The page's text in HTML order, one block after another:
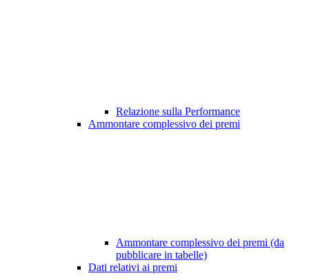
Relazione sulla Performance
Ammontare complessivo dei premi
Ammontare complessivo dei premi (da
pubblicare in tabelle)
Dati relativi ai premi